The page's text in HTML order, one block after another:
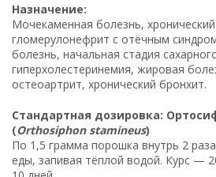
Назначение:
Мочекаменная болезнь,
гломерулонефрит с отёчным
болезнь, начальная стадия
гиперхолестеринемия, жировая
остеоартрит, хронический бронхит.
Стандартная дозировка:
(Orthosiphon stamineus)
По 1,5 грамма порошка внутрь 2
еды, запивая тёплой водой. Курс —